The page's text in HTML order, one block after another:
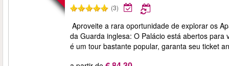
(3)
Aproveite a rara oportunidade de explorar os
da Guarda inglesa: O Palácio está abertos
é um tour bastante popular, garanta seu ticket